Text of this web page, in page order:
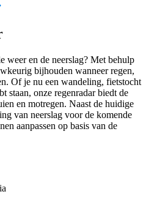
weer en de neerslag? Met behulp
bijhouden wanneer regen,
Of je nu een wandeling, fietstocht
staan, onze regenradar biedt de
en motregen. Naast de huidige
van neerslag voor de komende
aanpassen op basis van de